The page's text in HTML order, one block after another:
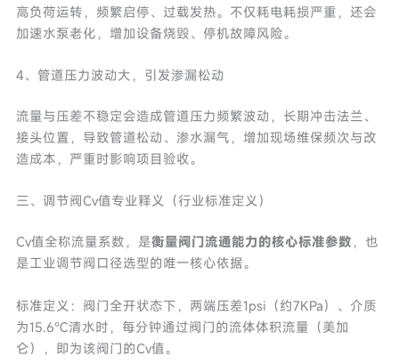
高负荷运转，频繁启停、过载发热。不仅耗电耗损严重，还会
加速水泵老化，增加设备烧毁、停机故障风险。
4、管道压力波动大，引发渗漏松动
流量与压差不稳定会造成管道压力频繁波动，长期冲击法兰、
接头位置，导致管道松动、渗水漏气，增加现场维保频次与改
造成本，严重时影响项目验收。
三、调节阀Cv值专业释义（行业标准定义）
Cv值全称流量系数，是衡量阀门流通能力的核心标准参数 ，也
是工业调节阀口径选型的唯一核心依据。
标准定义：阀门全开状态下，两端压差1psi（约7KPa）、介质
为15.6℃清水时，每分钟通过阀门的流体体积流量（美加
仑），即为该阀门的Cv值。